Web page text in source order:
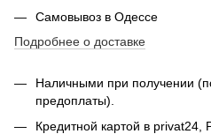
Самовывоз в Одессе
Подробнее о доставке
Наличными при получении
предоплаты).
Кредитной картой в privat24,